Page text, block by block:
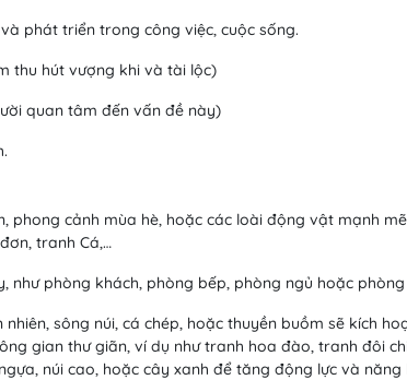
phát triển trong công việc, cuộc sống.
thu hút vượng khi và tài lộc)
quan tâm đến vấn đề này)
cảnh mùa hè, hoặc các loài động vật mạnh
tranh Cá,…
phòng khách, phòng bếp, phòng ngủ hoặc
sông núi, cá chép, hoặc thuyền buồm sẽ kích
gian thư giãn, ví dụ như tranh hoa đào, tranh đôi
núi cao, hoặc cây xanh để tăng động lực và năng